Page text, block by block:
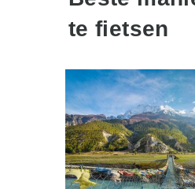
te fietsen